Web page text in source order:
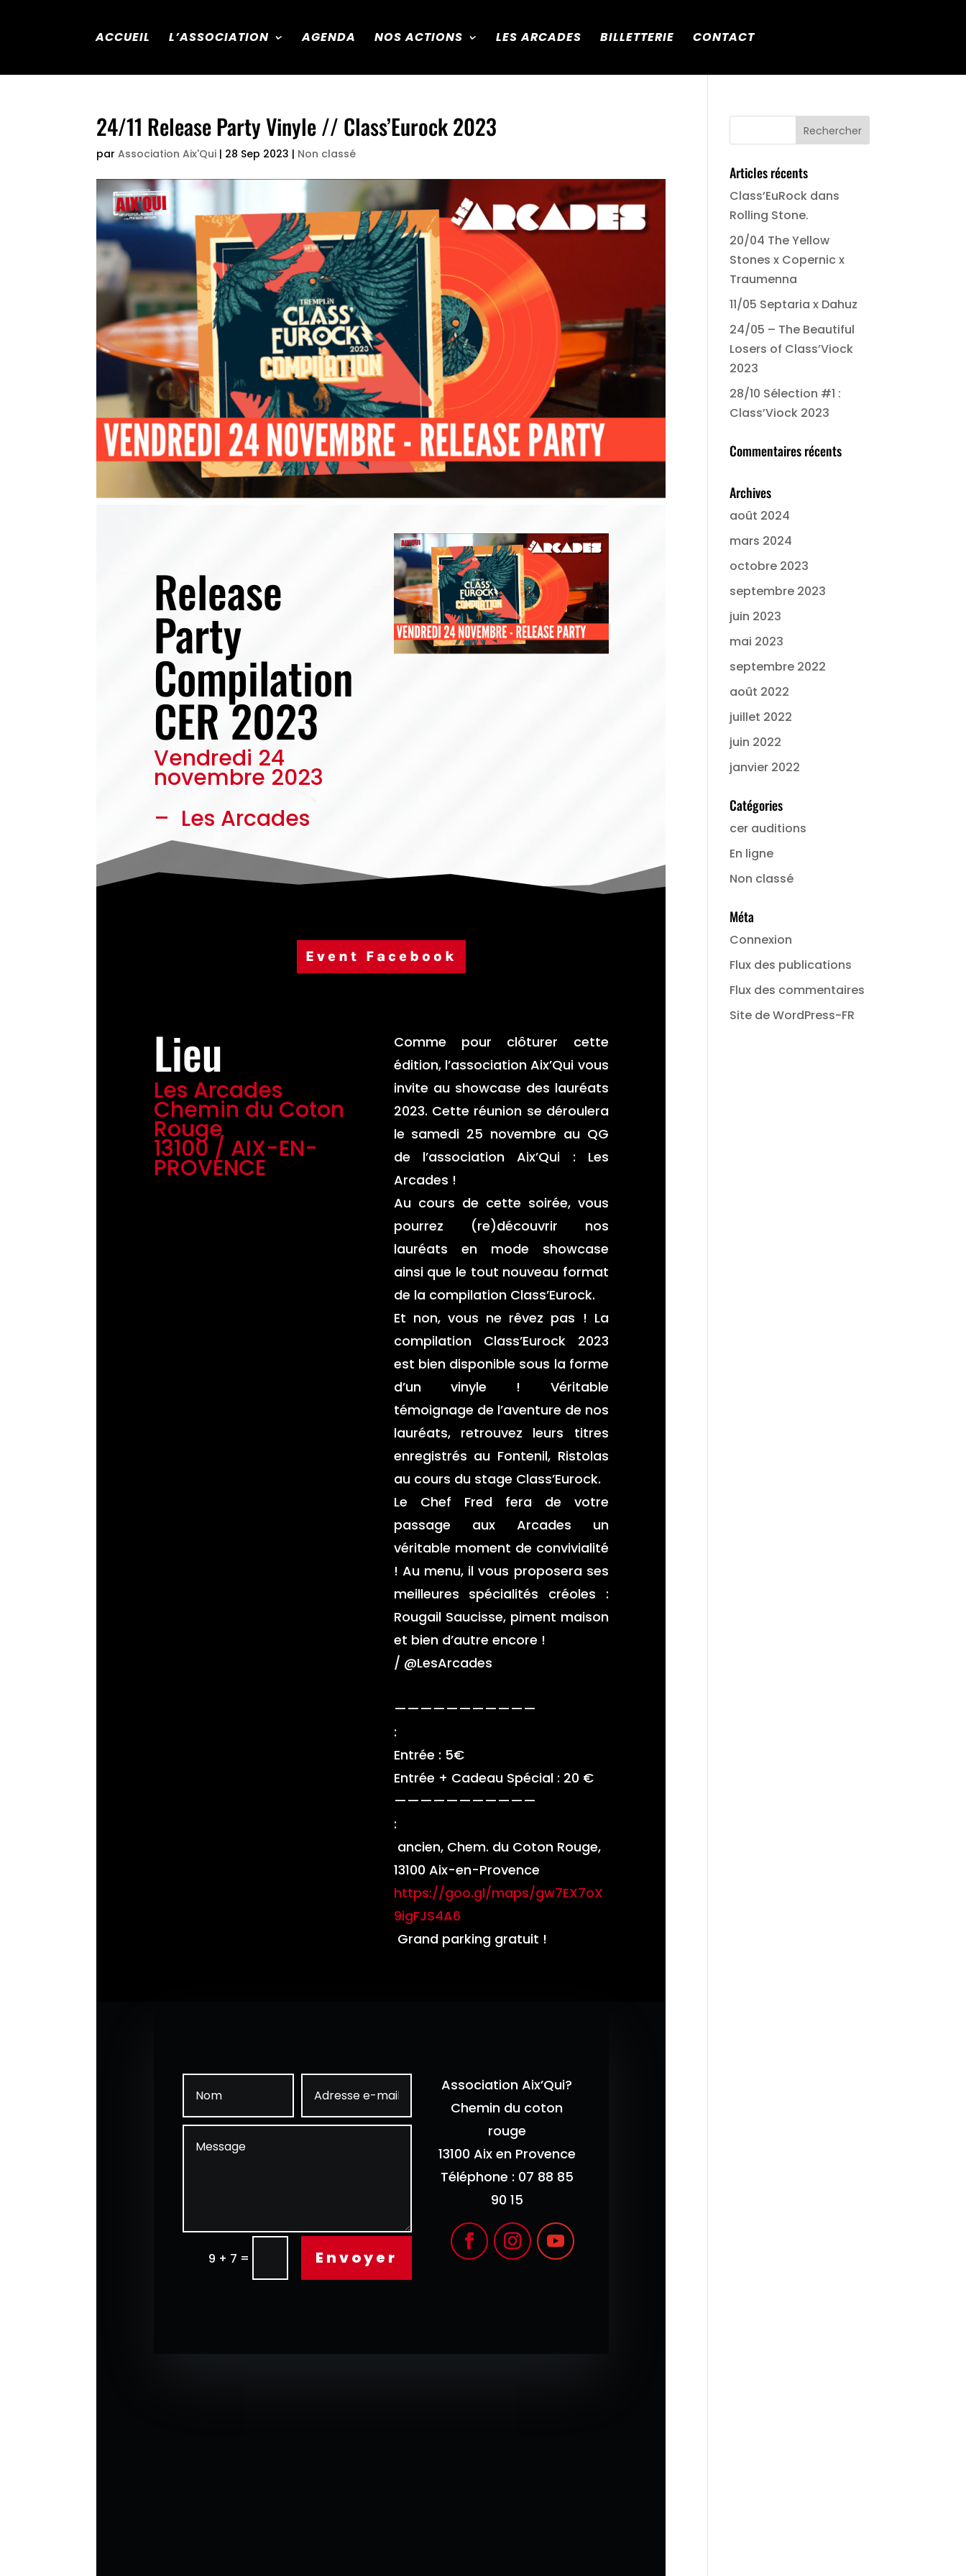
ACCUEIL L’ASSOCIATION AGENDA NOS ACTIONS LES ARCADES BILLETTERIE CONTACT
24/11 Release Party Vinyle // Class’Eurock 2023
parAssociation Aix'Qui | 28 Sep 2023 | Non classé
Release
Party
Compilation
CER 2023
Vendredi 24
novembre 2023
– Les Arcades
Event Facebook
Lieu
Les Arcades
Chemin du Coton
Rouge
13100 / AIX-EN-
PROVENCE
Comme pour clôturer cette
édition, l’association Aix’Qui vous
invite au showcase des lauréats
2023. Cette réunion se déroulera
le samedi 25 novembre au QG
de l’association Aix’Qui : Les
Arcades !
Au cours de cette soirée, vous
pourrez (re)découvrir nos
lauréats en mode showcase
ainsi que le tout nouveau format
de la compilation Class’Eurock.
Et non, vous ne rêvez pas ! La
compilation Class’Eurock 2023
est bien disponible sous la forme
d’un vinyle ! Véritable
témoignage de l’aventure de nos
lauréats, retrouvez leurs titres
enregistrés au Fontenil, Ristolas
au cours du stage Class’Eurock.
Le Chef Fred fera de votre
passage aux Arcades un
véritable moment de convivialité
! Au menu, il vous proposera ses
meilleures spécialités créoles :
Rougail Saucisse, piment maison
et bien d’autre encore !
/ @LesArcades
———————————
:
Entrée : 5€
Entrée + Cadeau Spécial : 20 €
———————————
:
ancien, Chem. du Coton Rouge,
13100 Aix-en-Provence
https://goo.gl/maps/gw7EX7oX
9igFJS4A6
Grand parking gratuit !
9 + 7 = Envoyer
Association Aix’Qui?
Chemin du coton
rouge
13100 Aix en Provence
Téléphone : 07 88 85
90 15
Articles récents
Class’EuRock dans
Rolling Stone.
20/04 The Yellow
Stones x Copernic x
Traumenna
11/05 Septaria x Dahuz
24/05 – The Beautiful
Losers of Class’Viock
2023
28/10 Sélection #1 :
Class’Viock 2023
Commentaires récents
Archives
août 2024
mars 2024
octobre 2023
septembre 2023
juin 2023
mai 2023
septembre 2022
août 2022
juillet 2022
juin 2022
janvier 2022
Catégories
cer auditions
En ligne
Non classé
Méta
Connexion
Flux des publications
Flux des commentaires
Site de WordPress-FR